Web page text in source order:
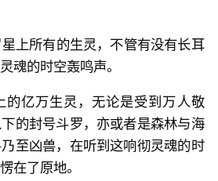
上所有的生灵，不管有没有长耳
魂的时空轰鸣声。
的亿万生灵，无论是受到万人敬
的封号斗罗，亦或者是森林与海
至凶兽，在听到这响彻灵魂的时
在了原地。